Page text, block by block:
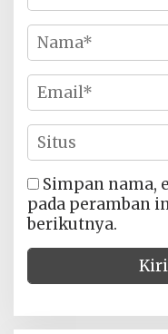
Simpan nama,
pada peramban
berikutnya.